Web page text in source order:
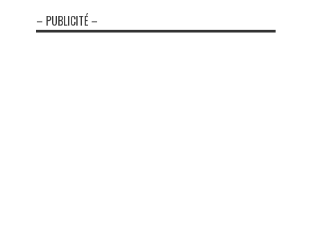
– PUBLICITÉ –